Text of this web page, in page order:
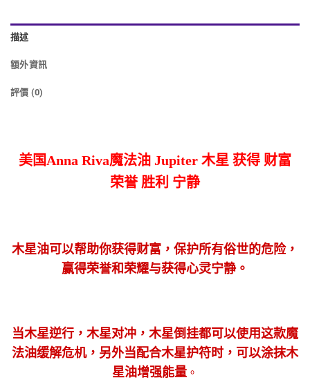
描述
額外資訊
評價 (0)
美国Anna Riva魔法油 Jupiter 木星 获得 财富
荣誉 胜利 宁静
木星油可以帮助你获得财富，保护所有俗世的危险，
赢得荣誉和荣耀与获得心灵宁静。
当木星逆行，木星对冲，木星倒挂都可以使用这款魔
法油缓解危机，另外当配合木星护符时，可以涂抹木
星油增强能量 。